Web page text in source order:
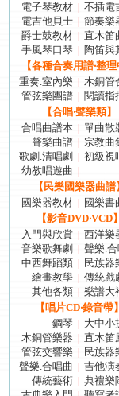
電子琴教材
不插電
電吉他貝士
節奏樂
爵士鼓教材
直木笛
手風琴口琴
陶笛與
【各種合奏用譜‧整理
重奏.室內樂
木銅管
管弦樂團譜
閱讀指
【合唱‧聲樂類】
合唱曲譜本
單曲散
聲樂曲譜
宗教曲
歌劇.清唱劇
初級視
幼教唱遊曲
【民樂國樂器曲譜】
國樂器教材
國樂書
【影音DVD‧VCD】
入門與欣賞
西洋樂
音樂歌舞劇
聲樂.
中西舞蹈類
民族器
繪畫教學
傳統戲
其他各類
樂譜大
【唱片CD‧錄音帶】
鋼琴
大中小
木銅管樂器
直木笛
管弦交響樂
民族器
聲樂.合唱曲
吉他演
傳統藝術
典禮樂